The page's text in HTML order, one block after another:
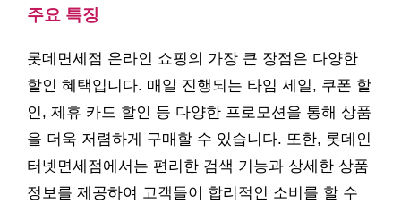
주요 특징
롯데면세점 온라인 쇼핑의 가장 큰 장점은 다양한
할인 혜택입니다. 매일 진행되는 타임 세일, 쿠폰 할
인, 제휴 카드 할인 등 다양한 프로모션을 통해 상품
을 더욱 저렴하게 구매할 수 있습니다. 또한, 롯데인
터넷면세점에서는 편리한 검색 기능과 상세한 상품
정보를 제공하여 고객들이 합리적인 소비를 할 수